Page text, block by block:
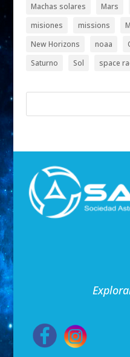
Machas solares
Mars
misiones
missions
New Horizons
noaa
Saturno
Sol space